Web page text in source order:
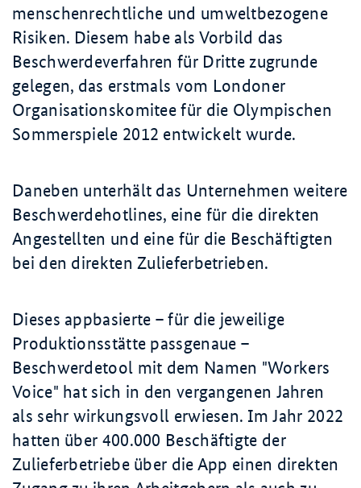
menschenrechtliche und umweltbezogene
Risiken. Diesem habe als Vorbild das
Beschwerdeverfahren für Dritte zugrunde
gelegen, das erstmals vom Londoner
Organisationskomitee für die Olympischen
Sommerspiele 2012 entwickelt wurde.
Daneben unterhält das Unternehmen weitere
Beschwerdehotlines, eine für die direkten
Angestellten und eine für die Beschäftigten
bei den direkten Zulieferbetrieben.
Dieses appbasierte – für die jeweilige
Produktionsstätte passgenaue –
Beschwerdetool mit dem Namen "Workers
Voice" hat sich in den vergangenen Jahren
als sehr wirkungsvoll erwiesen. Im Jahr 2022
hatten über 400.000 Beschäftigte der
Zulieferbetriebe über die App einen direkten